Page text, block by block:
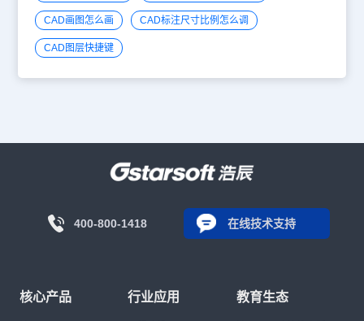
CAD画图怎么画 CAD标注尺寸比例怎么调
CAD图层快捷键
400-800-1418 在线技术支持
核心产品 行业应用 教育生态